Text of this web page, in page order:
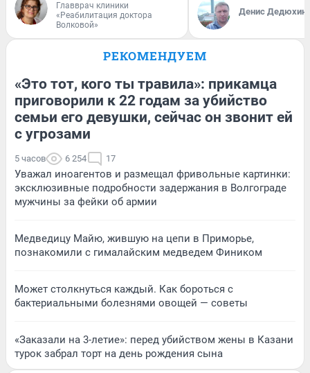
Главврач клиники
«Реабилитация доктора
Волковой»
Денис Дедюхин
РЕКОМЕНДУЕМ
«Это тот, кого ты травила»: прикамца
приговорили к 22 годам за убийство
семьи его девушки, сейчас он звонит ей
с угрозами
5 часов 6 254 17
Уважал иноагентов и размещал фривольные картинки:
эксклюзивные подробности задержания в Волгограде
мужчины за фейки об армии
Медведицу Майю, жившую на цепи в Приморье,
познакомили с гималайским медведем Фиником
Может столкнуться каждый. Как бороться с
бактериальными болезнями овощей — советы
«Заказали на 3-летие»: перед убийством жены в Казани
турок забрал торт на день рождения сына